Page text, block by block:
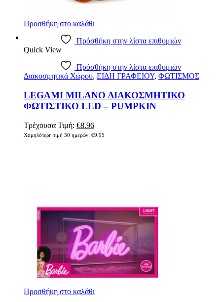
Προσθήκη στο καλάθι
Πρόσθήκη στην λίστα επιθυμιών
Quick View
Πρόσθήκη στην λίστα επιθυμιών
Διακοσμητικά Χώρου, ΕΙΔΗ ΓΡΑΦΕΙΟΥ, ΦΩΤΙΣΜΟΣ
LEGAMI MILANO ΔΙΑΚΟΣΜΗΤΙΚΟ
ΦΩΤΙΣΤΙΚΟ LED – PUMPKIN
Τρέχουσα Τιμή: €8.96
Χαμηλότερη τιμή 30 ημερών: €9.95
Προσθήκη στο καλάθι